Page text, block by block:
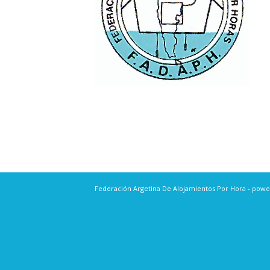
Federación Argetina De Alojamientos Por Hora -